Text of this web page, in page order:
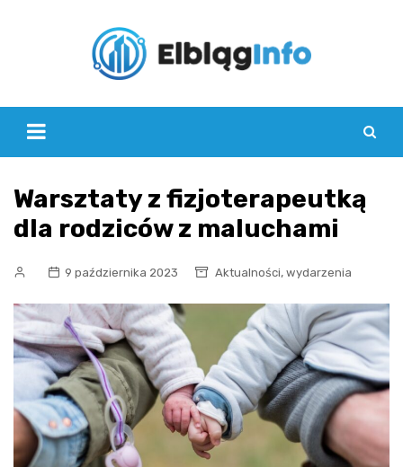
Warsztaty z fizjoterapeutką
dla rodziców z maluchami
9 października 2023 Aktualności, wydarzenia